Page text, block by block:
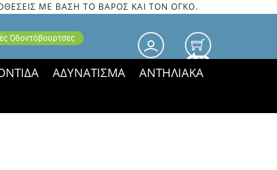
ΜΕ ΒΑΣΗ ΤΟ ΒΑΡΟΣ ΚΑΙ ΤΟΝ ΟΓΚΟ.
Οδοντόβουρτσες
0.00
ΑΔΥΝΑΤΙΣΜΑ
ΑΝΤΗΛΙΑΚΑ